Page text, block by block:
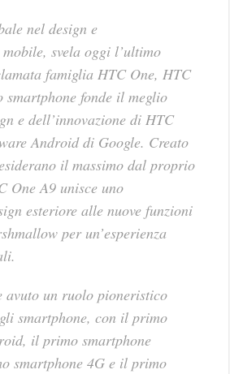
nel design e
svela oggi l’ultimo
famiglia HTC One, HTC
smartphone fonde il meglio
e dell’innovazione di HTC
Android di Google. Creato
il massimo dal proprio
One A9 unisce uno
esteriore alle nuove funzioni
per un’esperienza
avuto un ruolo pioneristico
smartphone, con il primo
il primo smartphone
smartphone 4G e il primo